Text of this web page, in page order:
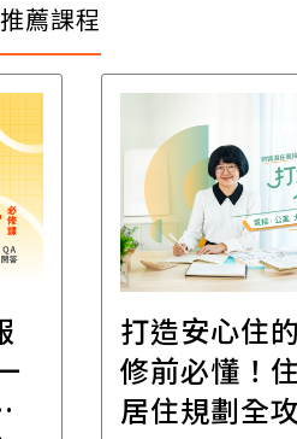
推薦課程
遺贈稅規
財稅專家親
產傳承更